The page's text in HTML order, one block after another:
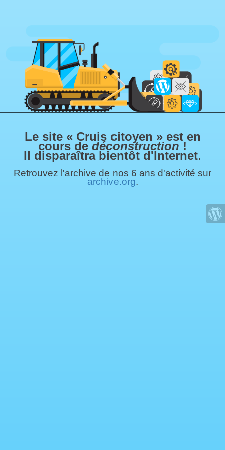
Le site « Cruis citoyen » est en
cours de déconstruction !
Il disparaîtra bientôt d'Internet.
Retrouvez l'archive de nos 6 ans d'activité sur
archive.org.